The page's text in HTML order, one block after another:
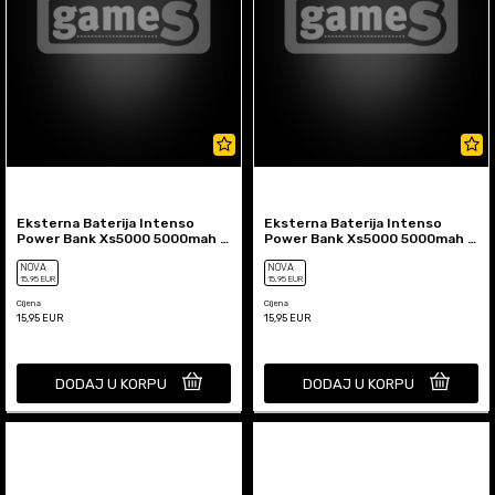
Eksterna Baterija Intenso
Power Bank Xs5000 5000mah -
NOVA
15,95 EUR
Cijena
15,95 EUR
DODAJ U KORPU
Eksterna Baterija Intenso
Power Bank Xs5000 5000mah -
NOVA
15,95 EUR
Cijena
15,95 EUR
DODAJ U KORPU